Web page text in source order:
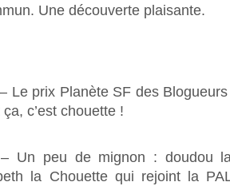
Une découverte plaisante.
Le prix Planète SF des
ça, c’est chouette !
Un peu de mignon : doudou
la Chouette qui rejoint la